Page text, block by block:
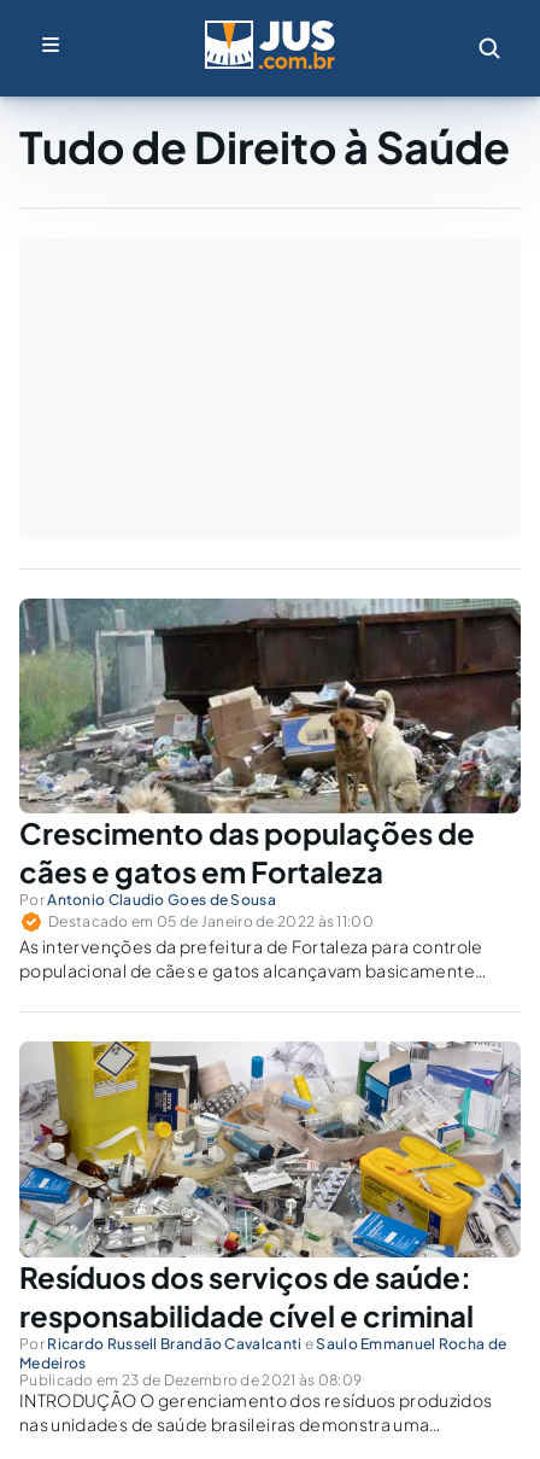
Tudo de Direito à Saúde
Crescimento das populações de
cães e gatos em Fortaleza
PorAntonio Claudio Goes de Sousa
Destacado em 05 de Janeiro de 2022 às 11:00
As intervenções da prefeitura de Fortaleza para controle
populacional de cães e gatos alcançavam basicamente
assistência nas ruas.
Resíduos dos serviços de saúde:
responsabilidade cível e criminal
Por Ricardo Russell Brandão Cavalcanti eSaulo Emmanuel Rocha de
Medeiros
Publicado em 23 de Dezembro de 2021 às 08:09
INTRODUÇÃO O gerenciamento dos resíduos produzidos
nas unidades de saúde brasileiras demonstra uma